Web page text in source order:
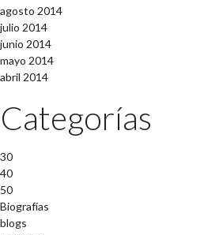
agosto 2014
julio 2014
junio 2014
mayo 2014
abril 2014
Categorías
30
40
50
Biografías
blogs